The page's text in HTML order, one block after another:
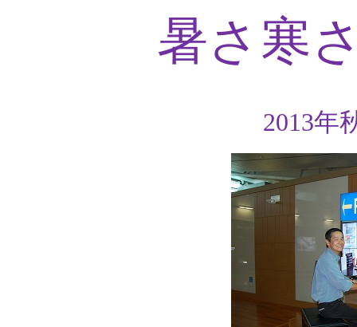
暑さ寒
2013年